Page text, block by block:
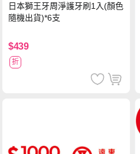
日本獅王牙周淨護牙刷1入(顏色
隨機出貨)*6支
$439
折